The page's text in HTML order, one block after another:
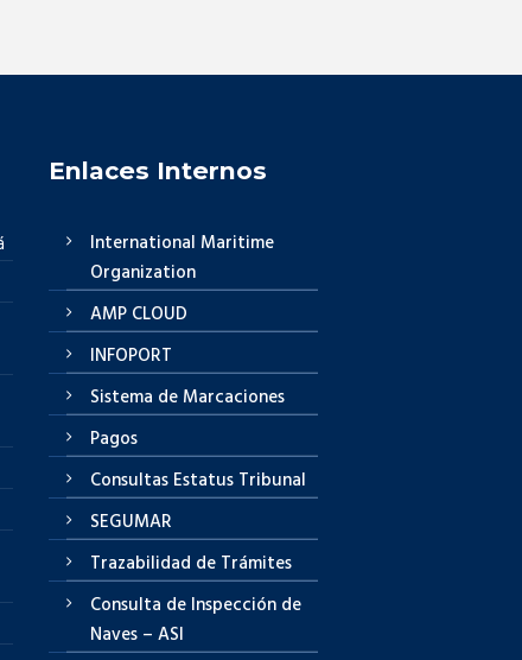
Enlaces Internos
International Maritime
Organization
AMP CLOUD
INFOPORT
Sistema de Marcaciones
Pagos
Consultas Estatus Tribunal
SEGUMAR
Trazabilidad de Trámites
Consulta de Inspección de
Naves – ASI